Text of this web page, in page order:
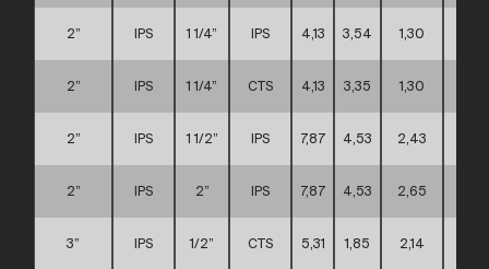
2” IPS 1 1/4” IPS 4,13 3,54 1,30
2” IPS 1 1/4” CTS 4,13 3,35 1,30
2” IPS 1 1/2” IPS 7,87 4,53 2,43
2” IPS 2” IPS 7,87 4,53 2,65
3” IPS 1/2” CTS 5,31 1,85 2,14